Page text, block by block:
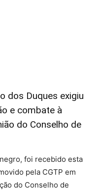
dos Duques exigiu
e combate à
do Conselho de
foi recebido esta
pela CGTP em
do Conselho de